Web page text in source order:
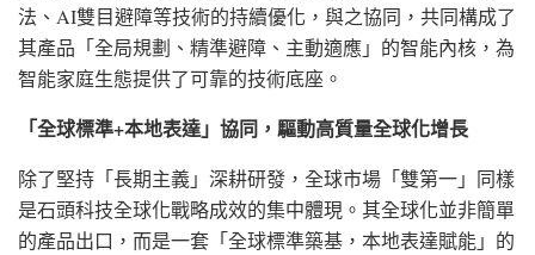
法、AI雙目避障等技術的持續優化，與之協同，共同構成了
其產品「全局規劃、精準避障、主動適應」的智能內核，為
智能家庭生態提供了可靠的技術底座。
「全球標準+本地表達」協同，驅動高質量全球化增長
除了堅持「長期主義」深耕研發，全球市場「雙第一」同樣
是石頭科技全球化戰略成效的集中體現。其全球化並非簡單
的產品出口，而是一套「全球標準築基，本地表達賦能」的